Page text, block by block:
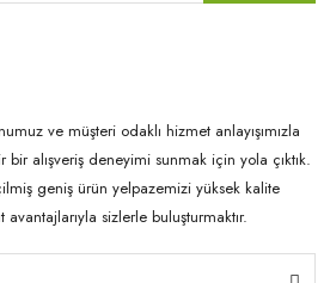
ve müşteri odaklı hizmet anlayışımızla
alışveriş deneyimi sunmak için yola çıktık.
geniş ürün yelpazemizi yüksek kalite
sizlerle buluşturmaktır.